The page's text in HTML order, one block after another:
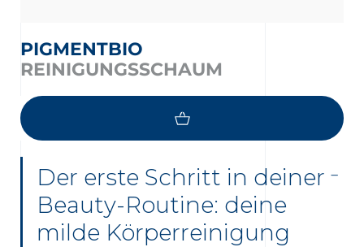
PIGMENTBIO
REINIGUNGSSCHAUM
Der erste Schritt in deiner
Beauty-Routine: deine
milde Körperreinigung